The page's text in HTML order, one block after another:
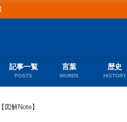
記事一覧
POSTS
言葉
WORDS
歴史
HISTORY
図解Note】